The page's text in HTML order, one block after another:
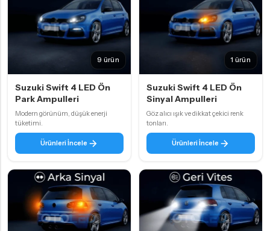
9 ürün
Suzuki Swift 4 LED Ön
Park Ampulleri
Modern görünüm, düşük enerji
tüketimi.
Ürünleri İncele
1 ürün
Suzuki Swift 4 LED Ön
Sinyal Ampulleri
Göz alıcı ışık ve dikkat çekici renk
tonları.
Ürünleri İncele